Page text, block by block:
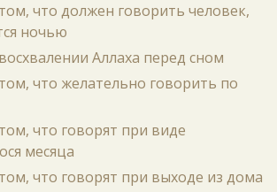
что должен говорить человек,
ночью
Аллаха перед сном
что желательно говорить по
что говорят при виде
месяца
что говорят при выходе из дома